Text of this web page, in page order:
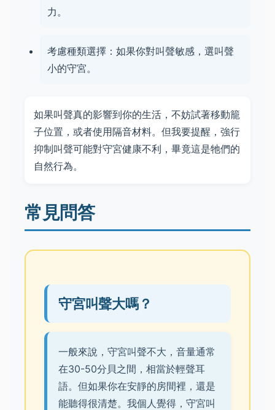
力。
考慮種類選擇：如果你對叫聲敏感，選叫聲
小的守宮。
如果叫聲真的影響到你的生活，不妨試著移動籠
子位置，或者使用隔音材料。但我要提醒，強行
抑制叫聲可能對守宮健康不利，畢竟這是牠們的
自然行為。
常見問答
守宮叫聲大嗎？
一般來說，守宮叫聲不大，音量通常
在30-50分貝之間，相當於輕聲耳
語。但如果你在安靜的房間裡，還是
能聽得很清楚。我個人覺得，守宮叫